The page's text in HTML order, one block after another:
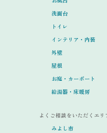
洗面台
トイレ
インテリア・内装
外壁
屋根
お庭・カーポート
給湯器・床暖房
よくご相談をいただくエリ
みよし市